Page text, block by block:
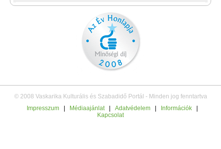
© 2008 Vaskarika Kulturális és Szabadidő Portál - Minden jog fenntartva
Impresszum
Médiaajánlat Adatvédelem Információk
Kapcsolat